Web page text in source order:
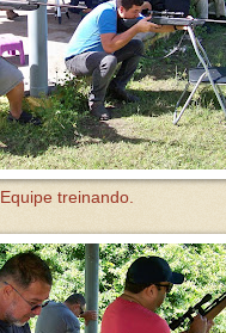
Equipe treinando.